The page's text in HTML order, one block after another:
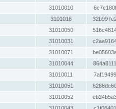
31010010
3101018
31010050
31010031
31010071
31010044
31010011
31010051
31010052